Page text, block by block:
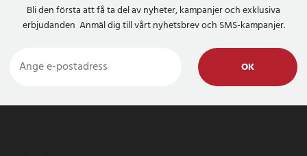
Bli den första att få ta del av nyheter, kampanjer och exklusiva
erbjudanden Anmäl dig till vårt nyhetsbrev och SMS-kampanjer.
OK